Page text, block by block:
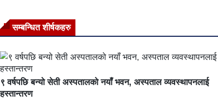
सम्बन्धित शीर्षकहरु
९ वर्षपछि बन्यो सेती अस्पतालको नयाँ भवन, अस्पताल व्यवस्थापनलाई
हस्तान्तरण